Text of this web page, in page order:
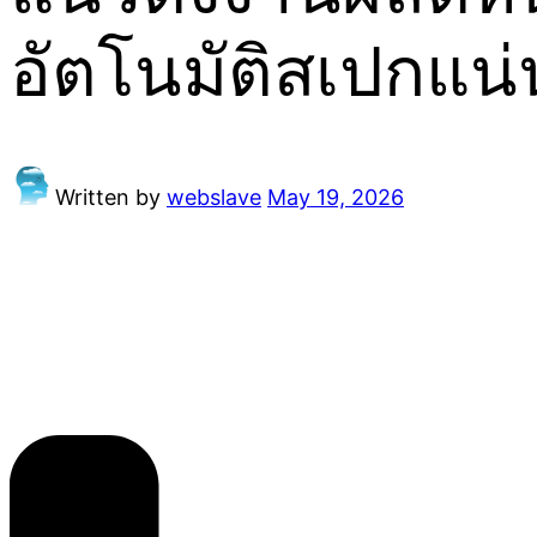
อัตโนมัติสเปกแ
Written by webslave May 19, 2026